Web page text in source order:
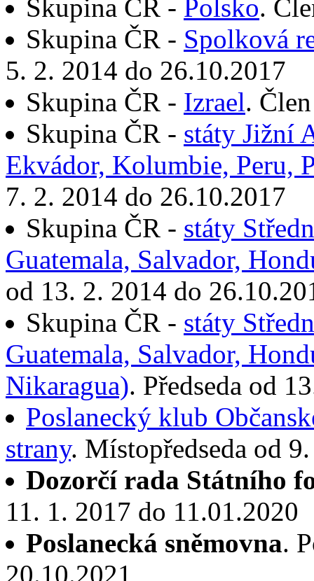
Skupina ČR - Polsko.
Skupina ČR - Spolková
5. 2. 2014 do 26.10.2017
Skupina ČR - Izrael.
Skupina ČR - státy Jižní
Ekvádor, Kolumbie, Peru,
7. 2. 2014 do 26.10.2017
Skupina ČR - státy
Guatemala, Salvador,
od 13. 2. 2014 do
Skupina ČR - státy
Guatemala, Salvador,
Nikaragua). Předseda od
Poslanecký klub
strany. Místopředseda od
Dozorčí rada Státního
11. 1. 2017 do 11.01.2020
Poslanecká sněmovna.
20.10.2021